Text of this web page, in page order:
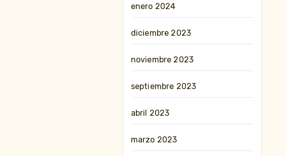
enero 2024
diciembre 2023
noviembre 2023
septiembre 2023
abril 2023
marzo 2023